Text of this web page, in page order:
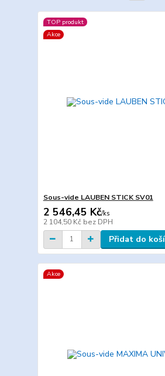
TOP produkt
Akce
Sous-vide LAUBEN STICK SV01
2 546,45 Kč/ks
2 104,50 Kč bez DPH
Přidat do
Akce